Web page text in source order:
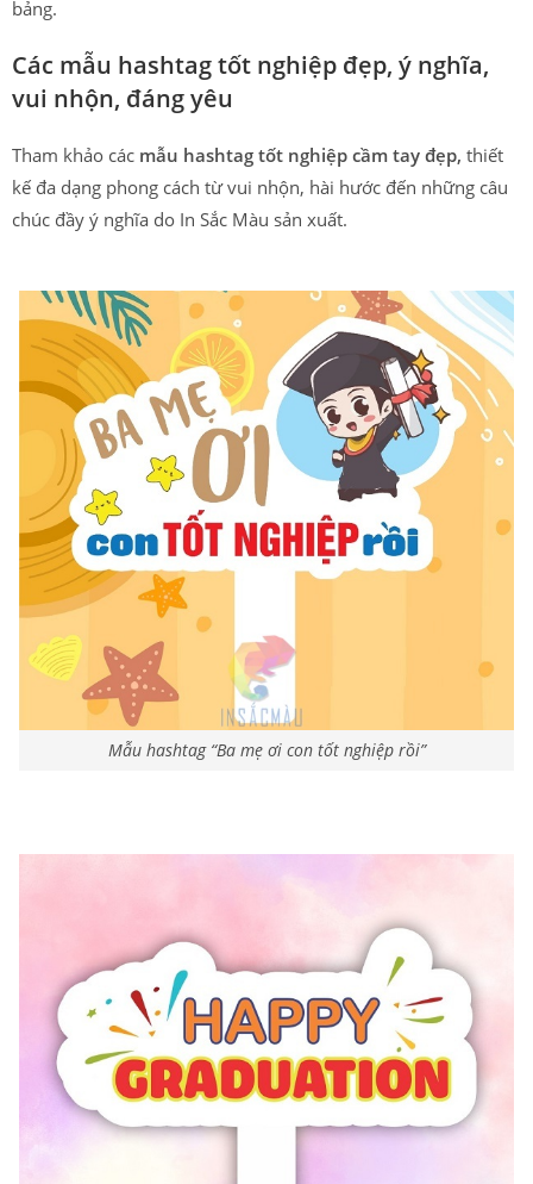
bảng.
Các mẫu hashtag tốt nghiệp đẹp, ý nghĩa,
vui nhộn, đáng yêu
Tham khảo các mẫu hashtag tốt nghiệp cầm tay đẹp, thiết
kế đa dạng phong cách từ vui nhộn, hài hước đến những câu
chúc đầy ý nghĩa do In Sắc Màu sản xuất.
Mẫu hashtag “Ba mẹ ơi con tốt nghiệp rồi”